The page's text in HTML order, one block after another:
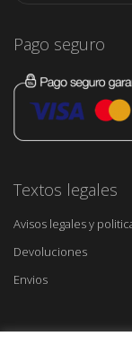
Pago seguro
Textos legales
Avisos legales y
Devoluciones
Envios